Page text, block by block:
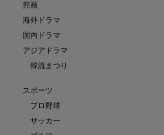
邦画
海外ドラマ
国内ドラマ
アジアドラマ
韓流まつり
スポーツ
プロ野球
サッカー